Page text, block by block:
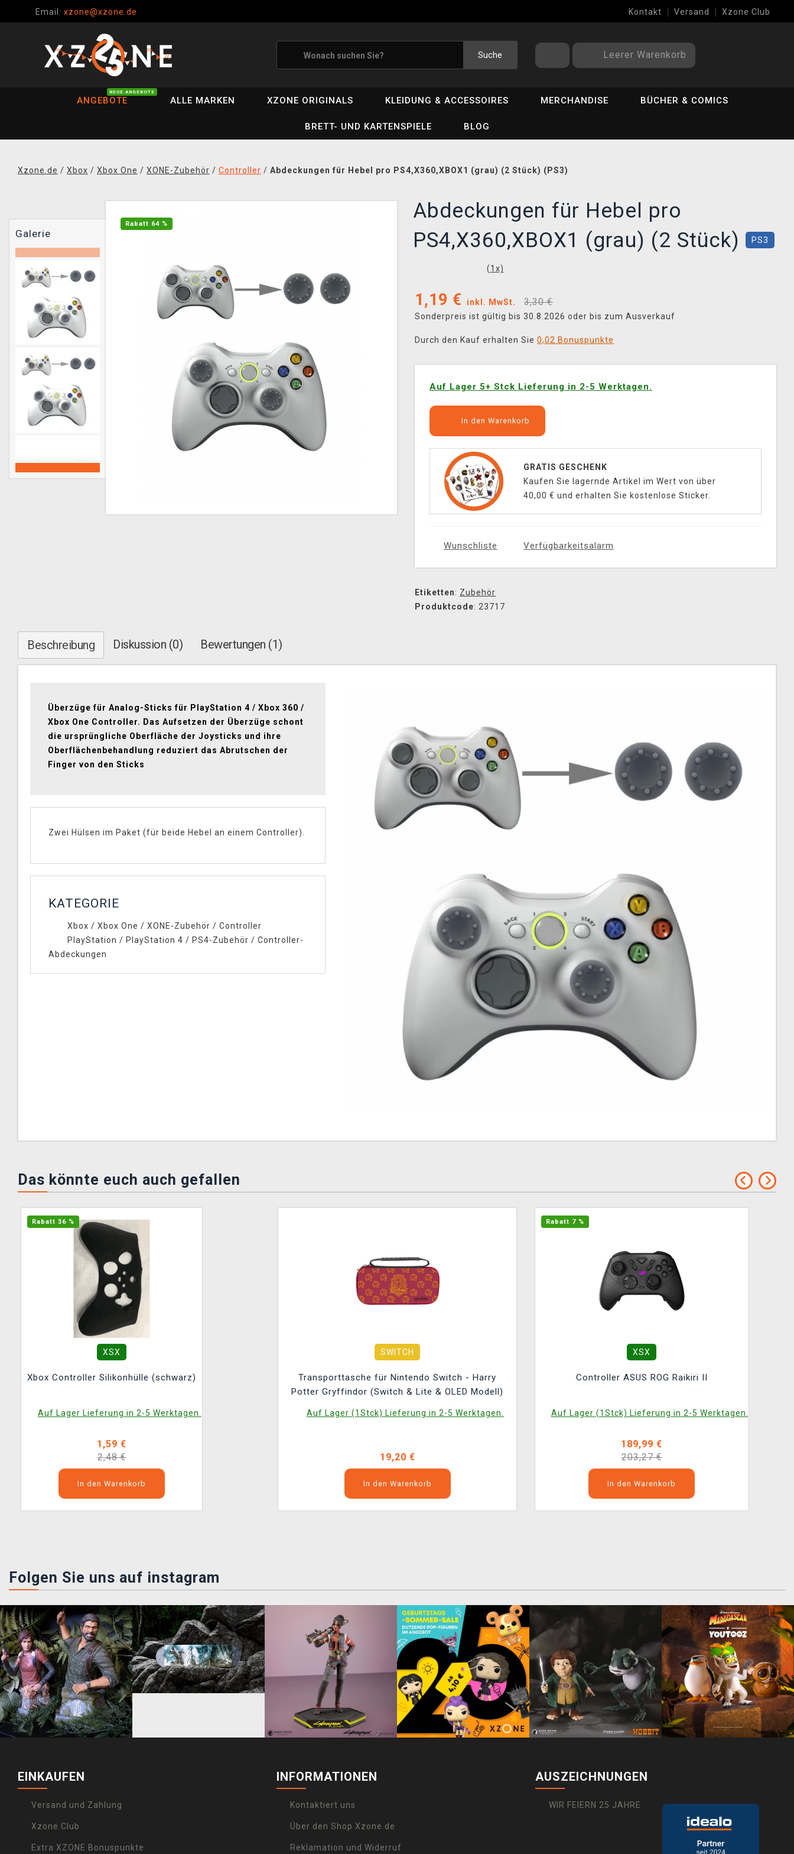
Email: xzone@xzone.de Kontakt Versand Xzone Club
Suche Leerer Warenkorb
ANGEBOTE
NEUE ANGEBOTE
ALLE MARKEN XZONE ORIGINALS KLEIDUNG & ACCESSOIRES MERCHANDISE BÜCHER & COMICS
BRETT- UND KARTENSPIELE BLOG
Xzone.de / Xbox / Xbox One / XONE-Zubehör / Controller / Abdeckungen für Hebel pro PS4,X360,XBOX1 (grau) (2 Stück) (PS3)
Galerie
Rabatt 64 %
Abdeckungen für Hebel pro
PS4,X360,XBOX1 (grau) (2 Stück)
PS3
(1 x)
1,19 € inkl. MwSt. 3,30 €
Sonderpreis ist gültig bis 30.8.2026 oder bis zum Ausverkauf
Durch den Kauf erhalten Sie 0,02 Bonuspunkte
Auf Lager 5+ Stck Lieferung in 2-5 Werktagen.
In den Warenkorb
GRATIS GESCHENK
Kaufen Sie lagernde Artikel im Wert von über
40,00 € und erhalten Sie kostenlose Sticker.
Wunschliste Verfügbarkeitsalarm
Etiketten: Zubehör
Produktcode: 23717
Beschreibung Diskussion (0) Bewertungen (1)
Überzüge für Analog-Sticks für PlayStation 4 / Xbox 360 /
Xbox One Controller. Das Aufsetzen der Überzüge schont
die ursprüngliche Oberfläche der Joysticks und ihre
Oberflächenbehandlung reduziert das Abrutschen der
Finger von den Sticks
Zwei Hülsen im Paket (für beide Hebel an einem Controller).
KATEGORIE
Xbox / Xbox One / XONE-Zubehör / Controller
PlayStation / PlayStation 4 / PS4-Zubehör / Controller-
Abdeckungen
Das könnte euch auch gefallen
Rabatt 36 %
XSX
Xbox Controller Silikonhülle (schwarz)
Auf Lager Lieferung in 2-5 Werktagen.
1,59 €
2,48 €
In den Warenkorb
SWITCH
Transporttasche für Nintendo Switch - Harry
Potter Gryffindor (Switch & Lite & OLED Modell)
Auf Lager (1Stck) Lieferung in 2-5 Werktagen.
19,20 €
In den Warenkorb
Rabatt 7 %
XSX
Controller ASUS ROG Raikiri II
Auf Lager (1Stck) Lieferung in 2-5 Werktagen.
189,99 €
203,27 €
In den Warenkorb
Folgen Sie uns auf instagram
EINKAUFEN
Versand und Zahlung
Xzone Club
Extra XZONE Bonuspunkte
INFORMATIONEN
Kontaktiert uns
Über den Shop Xzone.de
Reklamation und Widerruf
AUSZEICHNUNGEN
WIR FEIERN 25 JAHRE